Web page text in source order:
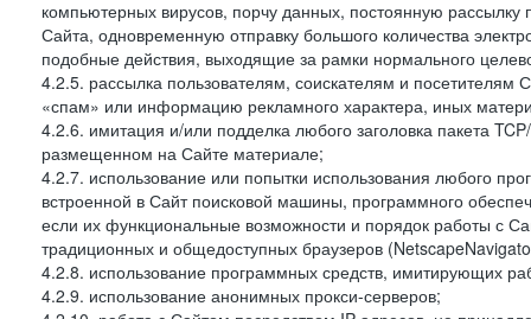
компьютерных вирусов, порчу данных, постоянную
Сайта, одновременную отправку большого количества
подобные действия, выходящие за рамки нормального
4.2.5. рассылка пользователям, соискателям и
«спам» или информацию рекламного характера, иных
4.2.6. имитация и/или подделка любого заголовка пакета
размещенном на Сайте материале;
4.2.7. использование или попытки использования любого
встроенной в Сайт поисковой машины, программного
если их функциональные возможности и порядок работы с
традиционных и общедоступных браузеров
4.2.8. использование программных средств, имитирующих
4.2.9. использование анонимных прокси-серверов;